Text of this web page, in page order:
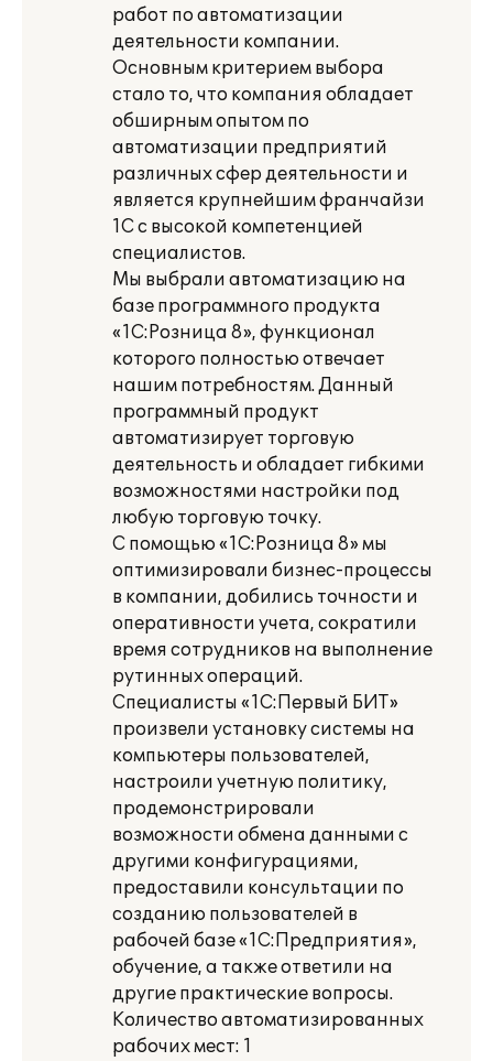
работ по автоматизации
деятельности компании.
Основным критерием выбора
стало то, что компания обладает
обширным опытом по
автоматизации предприятий
различных сфер деятельности и
является крупнейшим франчайзи
1С с высокой компетенцией
специалистов.
Мы выбрали автоматизацию на
базе программного продукта
«1С:Розница 8», функционал
которого полностью отвечает
нашим потребностям. Данный
программный продукт
автоматизирует торговую
деятельность и обладает гибкими
возможностями настройки под
любую торговую точку.
С помощью «1С:Розница 8» мы
оптимизировали бизнес-процессы
в компании, добились точности и
оперативности учета, сократили
время сотрудников на выполнение
рутинных операций.
Специалисты «1С:Первый БИТ»
произвели установку системы на
компьютеры пользователей,
настроили учетную политику,
продемонстрировали
возможности обмена данными с
другими конфигурациями,
предоставили консультации по
созданию пользователей в
рабочей базе «1С:Предприятия»,
обучение, а также ответили на
другие практические вопросы.
Количество автоматизированных
рабочих мест: 1